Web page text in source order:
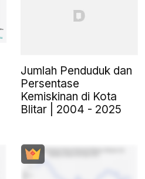
Jumlah Penduduk dan
Persentase
Kemiskinan di Kota
Blitar | 2004 - 2025